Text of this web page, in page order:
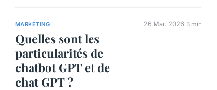
MARKETING
Quelles sont les
particularités de
chatbot GPT et de
chat GPT ?
26 Mar. 2026 3 min